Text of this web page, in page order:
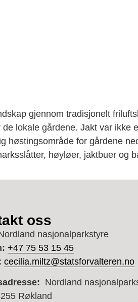
gjennom tradisjonelt
lokale gårdene. Jakt var ikke
høstingsområde for gårdene
høyløer, jaktbuer og
oss
nasjonalparkstyre
+47 75 53 15 45
cecilia.miltz@statsforvalteren.no
Nordland
Røkland